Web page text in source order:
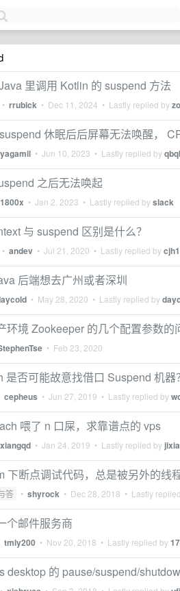
里调用 Kotlin 的 suspend 方法
• rrubick • Dec 11, 2024 • Lastly replied by
休眠后后屏幕无法唤醒，
yagamil • Jun 10, 2023 • Lastly replied by
之后无法唤起
1800x • Jan 2, 2023 • Lastly replied byslack
与 suspend 区别是什么？
• andev • Jul 21, 2020 • Lastly replied by
后端想去广州或者深圳
• May 28, 2020 • Lastly replied by
环境 Zookeeper 的几个配置参数的
• Feb 23, 2020
是否可能故意找借口 Suspend 机器
cepheus • Jun 27, 2019 • Lastly replied by
喂了 n 口屎，求靠谱点的 vps
• Jan 24, 2019 • Lastly replied by
下断点调试代码，总是被另外的线
答 • shyrock • Dec 28, 2018 • Lastly
个邮件服务商
tmly200 • Nov 20, 2018 • Lastly replied by
desktop 的 pause/suspend/